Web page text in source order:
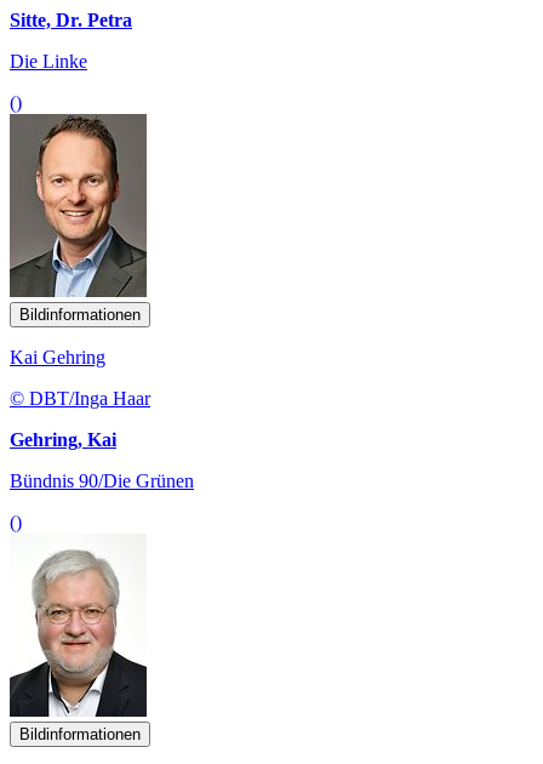
Sitte, Dr. Petra
Die Linke
()
Bildinformationen
Kai Gehring
© DBT/Inga Haar
Gehring, Kai
Bündnis 90/Die Grünen
()
Bildinformationen